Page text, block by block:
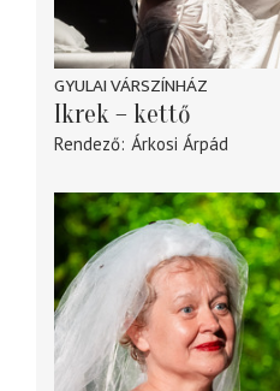
GYULAI VÁRSZÍNHÁZ
Ikrek – kettő
Rendező Árkosi Árpád